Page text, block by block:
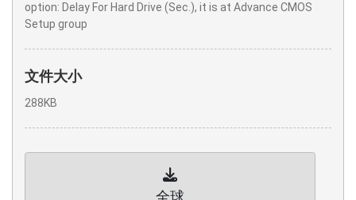
option: Delay For Hard Drive (Sec.), it is at Advance CMOS
Setup group
文件大小
288KB
全球